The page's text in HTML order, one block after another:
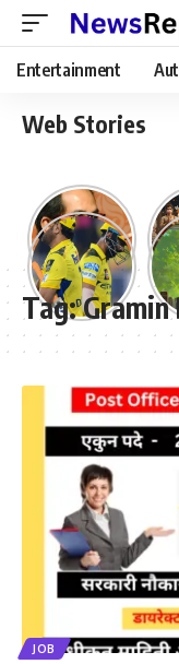
Entertainment
Web Stories
Tag:Gramin
JOB